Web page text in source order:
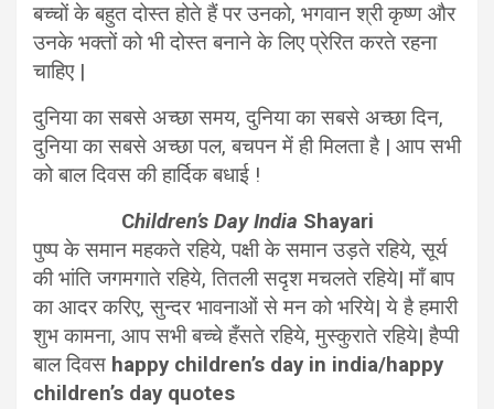
बच्चों के बहुत दोस्त होते हैं पर उनको, भगवान श्री कृष्ण और
उनके भक्तों को भी दोस्त बनाने के लिए प्रेरित करते रहना
चाहिए |
दुनिया का सबसे अच्छा समय, दुनिया का सबसे अच्छा दिन,
दुनिया का सबसे अच्छा पल, बचपन में ही मिलता है | आप सभी
को बाल दिवस की हार्दिक बधाई !
Children’s Day India Shayari
पुष्प के समान महकते रहिये, पक्षी के समान उड़ते रहिये, सूर्य
की भांति जगमगाते रहिये, तितली सदृश मचलते रहिये| माँ बाप
का आदर करिए, सुन्दर भावनाओं से मन को भरिये| ये है हमारी
शुभ कामना, आप सभी बच्चे हँसते रहिये, मुस्कुराते रहिये| हैप्पी
बाल दिवस happy children’s day in india/happy
children’s day quotes